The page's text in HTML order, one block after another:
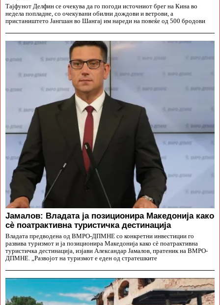
Тајфунот Делфин се очекува да го погоди источниот брег на Кина во
недела попладне, со очекувани обилни дождови и ветрови, а
пристаништето Јангшан во Шангај им нареди на повеќе од 500 бродови
Јамалов: Владата ја позиционира Македонија како
сè поатрактивна туристичка дестинација
Владата предводена од ВМРО-ДПМНЕ со конкретни инвестиции го
развива туризмот и ја позиционира Македонија како сè поатрактивна
туристичка дестинација, изјави Александар Јамалов, пратеник на ВМРО-
ДПМНЕ. „Развојот на туризмот е еден од стратешките